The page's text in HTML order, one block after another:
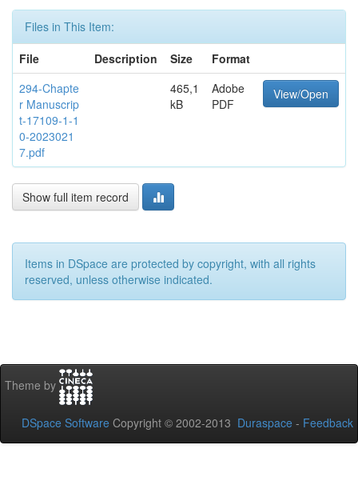
Files in This Item:
File
Description Size
Format
294-Chapte
r Manuscrip
t-17109-1-1
0-2023021
7.pdf
465,1
kB
Adobe
PDF
View/Open
Show full item record
Items in DSpace are protected by copyright, with all rights
reserved, unless otherwise indicated.
Theme by
DSpace Software Copyright © 2002-2013 Duraspace - Feedback